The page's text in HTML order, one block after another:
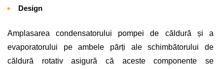
Design
Amplasarea condensatorului pompei de căldură și a
evaporatorului pe ambele părți ale schimbătorului de
căldură rotativ asigură că aceste componente se